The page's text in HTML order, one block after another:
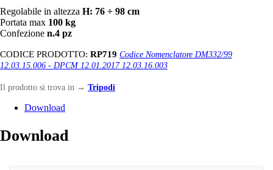
Regolabile in altezza H: 76 ÷ 98 cm
Portata max 100 kg
Confezione n.4 pz
CODICE PRODOTTO: RP719 Codice Nomenclatore DM332/99
12.03.15.006 - DPCM 12.01.2017 12.03.16.003
Il prodotto si trova in → Tripodi
Download
Download